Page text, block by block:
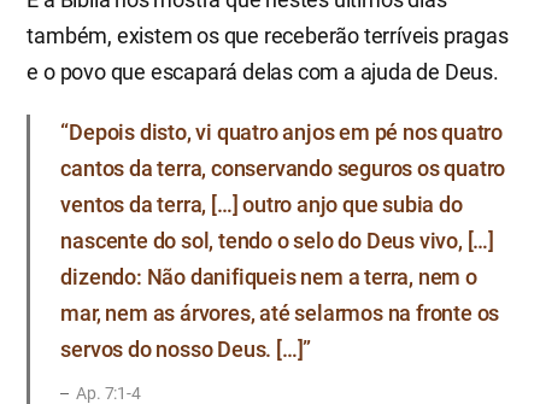
também, existem os que receberão terríveis pragas
e o povo que escapará delas com a ajuda de Deus.
“Depois disto, vi quatro anjos em pé nos quatro
cantos da terra, conservando seguros os quatro
ventos da terra, […] outro anjo que subia do
nascente do sol, tendo o selo do Deus vivo, […]
dizendo: Não danifiqueis nem a terra, nem o
mar, nem as árvores, até selarmos na fronte os
servos do nosso Deus. […]”
Ap. 7:1-4